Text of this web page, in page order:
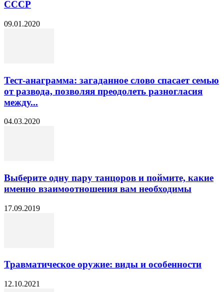
СССР
09.01.2020
Тест-анаграмма: загаданное слово спасает семью
от развода, позволяя преодолеть разногласия
между...
04.03.2020
Выберите одну пару танцоров и поймите, какие
именно взаимоотношения вам необходимы
17.09.2019
Травматическое оружие: виды и особенности
12.10.2021